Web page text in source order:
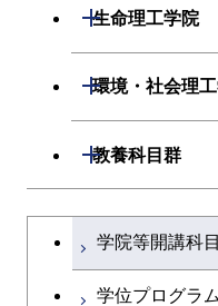
数理・
開閉
専門科目
生命理工学院
開閉
生命理
開閉
環境・社会理
開閉
建築学系
開閉
開閉
教養科目群
開閉
文系教
英語科目
大学院課程を切り替える
学院等開講科目
学位プログラ